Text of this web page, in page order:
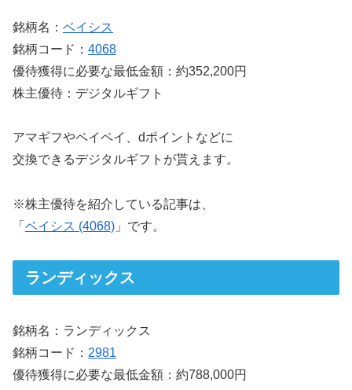
銘柄名： ベイシス
銘柄コード： 4068
優待獲得に必要な最低金額：約352,200円
株主優待：デジタルギフト
アマギフやペイペイ、dポイントなどに
交換できるデジタルギフトが貰えます。
※株主優待を紹介している記事は、
「 ベイシス (4068) 」です。
ランディックス
銘柄名：ランディックス
銘柄コード： 2981
優待獲得に必要な最低金額：約788,000円